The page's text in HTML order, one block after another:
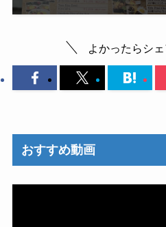
よかったらシ
おすすめ動画